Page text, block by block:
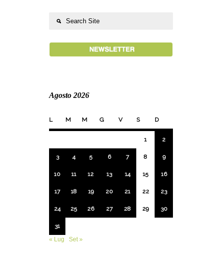
Agosto 2026
L M M G V S D
1 2
3 4 5 6 7 8 9
10 11 12 13 14 15 16
17 18 19 20 21 22 23
24 25 26 27 28 29 30
31
« Lug
Set »